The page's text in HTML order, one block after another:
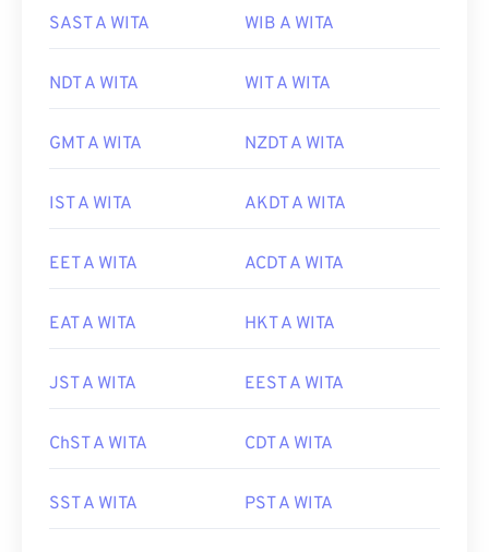
SAST A WITA WIB A WITA
NDT A WITA WIT A WITA
GMT A WITA NZDT A WITA
IST A WITA AKDT A WITA
EET A WITA ACDT A WITA
EAT A WITA HKT A WITA
JST A WITA EEST A WITA
ChST A WITA CDT A WITA
SST A WITA PST A WITA